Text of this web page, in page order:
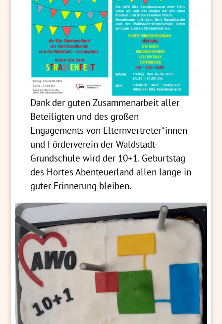
Dank der guten Zusammenarbeit aller
Beteiligten und des großen
Engagements von Elternvertreter*innen
und Förderverein der Waldstadt-
Grundschule wird der 10+1. Geburtstag
des Hortes Abenteuerland allen lange in
guter Erinnerung bleiben.